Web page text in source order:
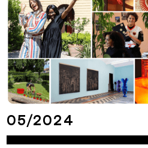
05/2024